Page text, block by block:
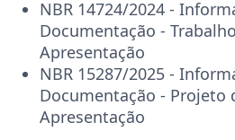
NBR 14724/2024 -
Documentação -
Apresentação
NBR 15287/2025 -
Documentação - Projeto
Apresentação